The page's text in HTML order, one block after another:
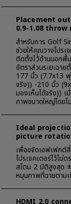
Placement
0.9-1.08 throw
สำหรับการ Golf
ช่วยให้คุณวางโปรเ
ติดตั้งไว้ด้านนอกพื้
อัตราส่วนระยะฉา
177 นิ้ว (7.7x13
จริง)) -210 นิ้ว
มองเห็นได้จริง)) เ
ภาพขนาดใหญ่โดยไ
Ideal
picture
เพื่อขจัดเอฟเฟกต์
โปรเจคเตอร์ไว้ไ
สโตน 2 มิติสูงสุด
หมุนภาพที่ฉายตาม
HDMI 2.0